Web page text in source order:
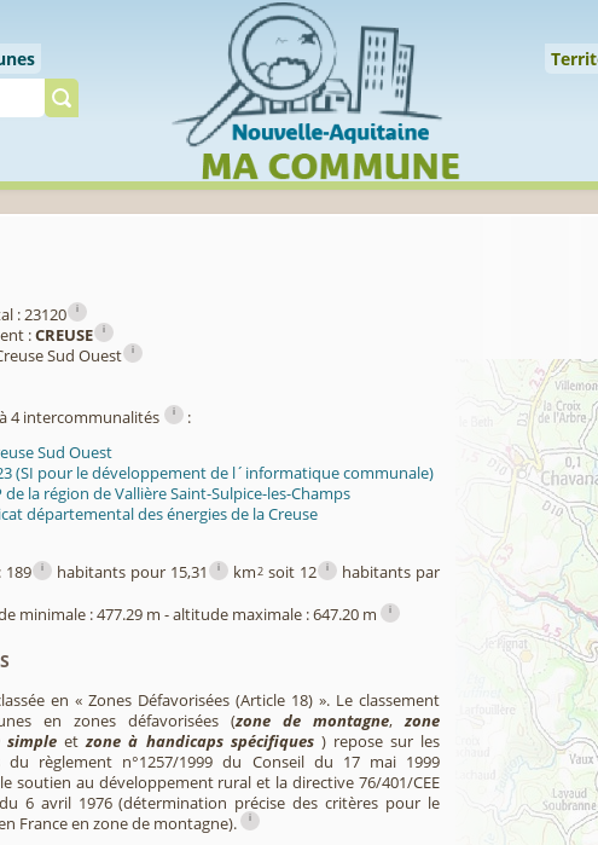
Territoire Milieux Qualité
: 23120 i
:CREUSE i
Sud Ouest i
4 intercommunalités
i
:
Sud Ouest
(SI pour le développement de l´informatique communale)
de la région de Vallière Saint-Sulpice-les-Champs
départemental des énergies de la Creuse
189 i habitants pour 15,31 i km2 soit 12 i
habitants par
minimale : 477.29 m - altitude maximale : 647.20 m i
en « Zones Défavorisées (Article 18) ». Le classement
en zones défavorisées (zone de montagne,zone
simpleetzone à handicaps spécifiques) repose sur les
du règlement n°1257/1999 du Conseil du 17 mai 1999
soutien au développement rural et la directive 76/401/CEE
6 avril 1976 (détermination précise des critères pour le
France en zone de montagne).
i